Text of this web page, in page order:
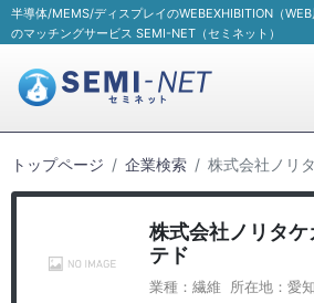
半導体/MEMS/ディスプレイのWEBEXHIBITION（
のマッチングサービス SEMI-NET（セミネット）
トップページ 企業検索 株式会社ノリ
株式会社ノリタケ
テド
業種：繊維 所在地：愛